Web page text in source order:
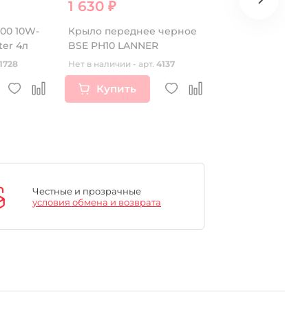
10W-
4л
1728
1 630 ₽
Крыло переднее черное
BSE PH10 LANNER
Нет в наличии - арт. 4137
Купить
4 070 ₽
Честные и прозрачные
условия обмена и возврата